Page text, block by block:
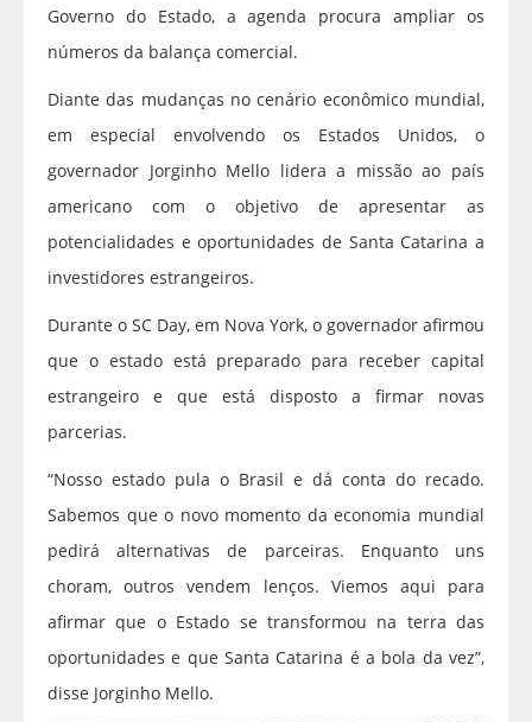
Governo do Estado, a agenda procura ampliar os
números da balança comercial.
Diante das mudanças no cenário econômico mundial,
em especial envolvendo os Estados Unidos, o
governador Jorginho Mello lidera a missão ao país
americano com o objetivo de apresentar as
potencialidades e oportunidades de Santa Catarina a
investidores estrangeiros.
Durante o SC Day, em Nova York, o governador afirmou
que o estado está preparado para receber capital
estrangeiro e que está disposto a firmar novas
parcerias.
“Nosso estado pula o Brasil e dá conta do recado.
Sabemos que o novo momento da economia mundial
pedirá alternativas de parceiras. Enquanto uns
choram, outros vendem lenços. Viemos aqui para
afirmar que o Estado se transformou na terra das
oportunidades e que Santa Catarina é a bola da vez”,
disse Jorginho Mello.